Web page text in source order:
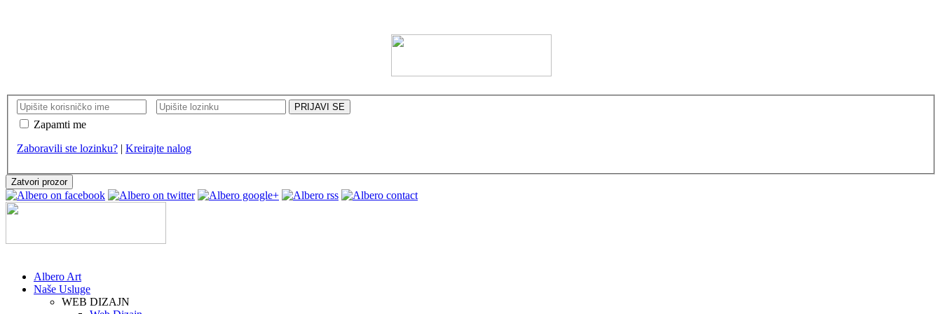
Zapamti me
Zaboravili ste lozinku? | Kreirajte nalog
Zatvori prozor
Albero Art
Naše Usluge
WEB DIZAJN